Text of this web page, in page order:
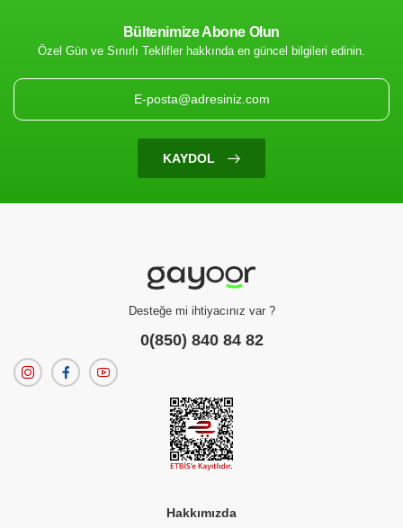
Filtrenize Uygun
Ürün Bulunamadı
Bültenimize Abone Olun
Özel Gün ve Sınırlı Teklifler hakkında en güncel bilgileri edinin.
KAYDOL
Desteğe mi ihtiyacınız var ?
0(850) 840 84 82
Hakkımızda